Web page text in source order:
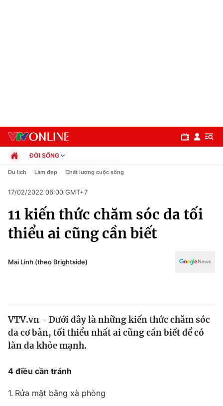
Chuyên mục
Chính trị
Thế giới
Kinh tế
Tài chính
Dữ liệu và đời sống
ĐỜI SỐNG
Chính trị
Pháp luật
Kinh tế
Thể thao
Truyền hình
Y tế
Du lịch Làm đẹp Chất lượng cuộc sống
17/02/2022 06:00 GMT+7
11 kiến thức chăm sóc da tối
thiểu ai cũng cần biết
Mai Linh (theo Brightside)
VTV.vn - Dưới đây là những kiến thức chăm sóc
da cơ bản, tối thiểu nhất ai cũng cần biết để có
làn da khỏe mạnh.
4 điều cần tránh
1. Rửa mặt bằng xà phòng